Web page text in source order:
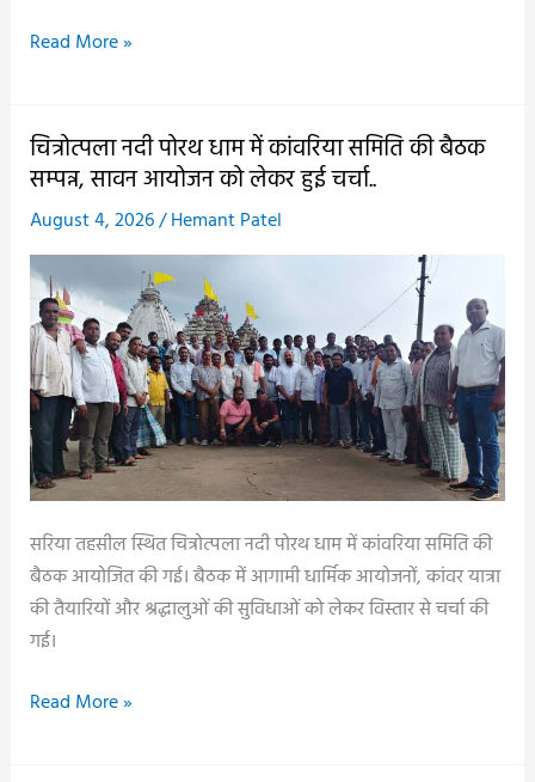
दो
भी
शुरू
हुआ
जर्जर
स्कूलों
का
निर्माण,
नए
भवन
और
मरम्मत
कार्य
की
मिल
चुकी
है
स्वीकृति,
Read More »
चित्रोत्पला नदी पोरथ धाम में कांवरिया समिति की बैठक
सम्पन्न, सावन आयोजन को लेकर हुई चर्चा..
August 4, 2026/Hemant Patel
सरिया तहसील स्थित चित्रोत्पला नदी पोरथ धाम में कांवरिया समिति की
बैठक आयोजित की गई। बैठक में आगामी धार्मिक आयोजनों, कांवर यात्रा
की तैयारियों और श्रद्धालुओं की सुविधाओं को लेकर विस्तार से चर्चा की
गई।
चित्रोत्पला
Read More »